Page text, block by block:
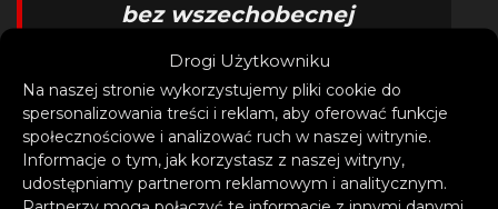
Drogi Użytkowniku
Na naszej stronie wykorzystujemy pliki cookie do
spersonalizowania treści i reklam, aby oferować funkcje
społecznościowe i analizować ruch w naszej witrynie.
Informacje o tym, jak korzystasz z naszej witryny,
udostępniamy partnerom reklamowym i analitycznym.
bez wszechobecnej
mistyfikacji. Nie poddawajmy
się, zwraca się do nas autorka,
jedynie my możemy to
zmienić. Wspólnymi siłami.
Razem.